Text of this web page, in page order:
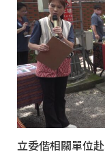
立委偕相關單位